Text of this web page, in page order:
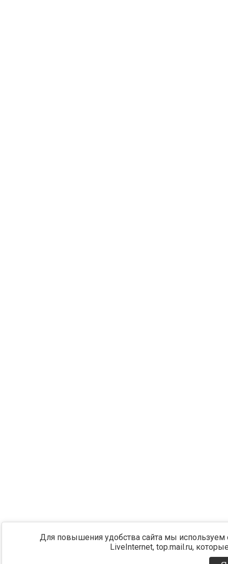
Для повышения удобства сайта мы используем
LiveInternet, top.mail.ru,